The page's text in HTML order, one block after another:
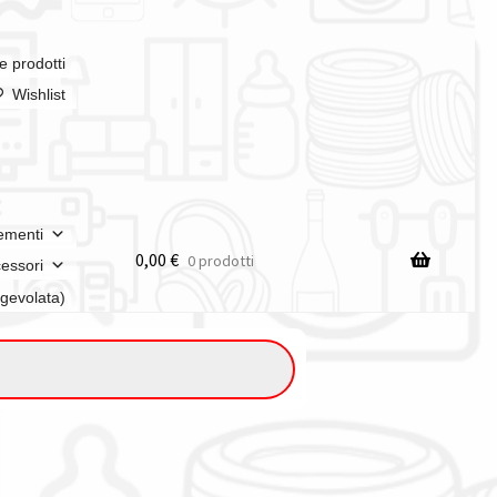
prodotti
Wishlist
0,00 € 0 prodotti